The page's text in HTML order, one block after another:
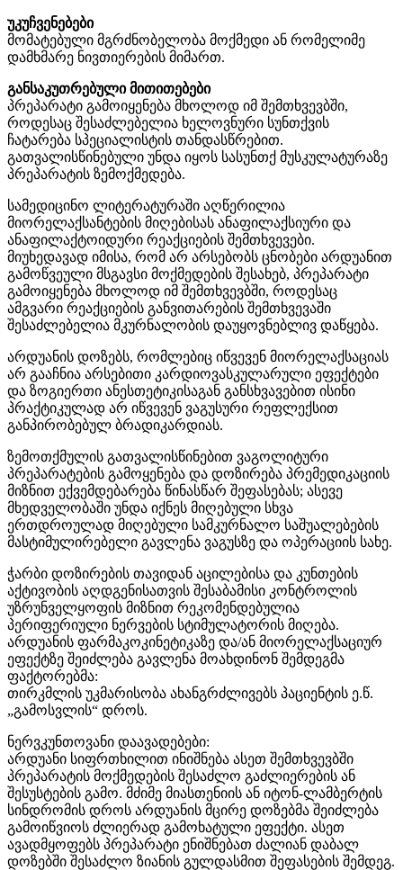
უკუჩვენებები
მომატებული მგრძნობელობა მოქმედი ან რომელიმე
დამხმარე ნივთიერების მიმართ.
განსაკუთრებული მითითებები
პრეპარატი გამოიყენება მხოლოდ იმ შემთხვევბში,
როდესაც შესაძლებელია ხელოვნური სუნთქვის
ჩატარება სპეციალისტის თანდასწრებით.
გათვალისწინებული უნდა იყოს სასუნთქ მუსკულატურაზე
პრეპარატის ზემოქმედება.
სამედიცინო ლიტერატურაში აღწერილია
მიორელაქსანტების მიღებისას ანაფილაქსიური და
ანაფილაქტოიდური რეაქციების შემთხვევები.
მიუხედავად იმისა, რომ არ არსებობს ცნობები არდუანით
გამოწვეული მსგავსი მოქმედების შესახებ, პრეპარატი
გამოიყენება მხოლოდ იმ შემთხვევბში, როდესაც
ამგვარი რეაქციების განვითარების შემთხვევაში
შესაძლებელია მკურნალობის დაუყოვნებლივ დაწყება.
არდუანის დოზებს, რომლებიც იწვევენ მიორელაქსაციას
არ გააჩნია არსებითი კარდიოვასკულარული ეფექტები
და ზოგიერთი ანესთეტიკისაგან განსხვავებით ისინი
პრაქტიკულად არ იწვევენ ვაგუსური რეფლექსით
განპირობებულ ბრადიკარდიას.
ზემოთქმულის გათვალისწინებით ვაგოლიტური
პრეპარატების გამოყენება და დოზირება პრემედიკაციის
მიზნით ექვემდებარება წინასწარ შეფასებას; ასევე
მხედველობაში უნდა იქნეს მიღებული სხვა
ერთდროულად მიღებული სამკურნალო საშუალებების
მასტიმულირებელი გავლენა ვაგუსზე და ოპერაციის სახე.
ჭარბი დოზირების თავიდან აცილებისა და კუნთების
აქტივობის აღდგენისათვის შესაბამისი კონტროლის
უზრუნველყოფის მიზნით რეკომენდებულია
პერიფერიული ნერვების სტიმულატორის მიღება.
არდუანის ფარმაკოკინეტიკაზე და/ან მიორელაქსაციურ
ეფექტზე შეიძლება გავლენა მოახდინონ შემდეგმა
ფაქტორებმა:
თირკმლის უკმარისობა ახანგრძლივებს პაციენტის ე.წ.
„გამოსვლის“ დროს.
ნერვკუნთოვანი დაავადებები:
არდუანი სიფრთხილით ინიშნება ასეთ შემთხვევბში
პრეპარატის მოქმედების შესაძლო გაძლიერების ან
შესუსტების გამო. მძიმე მიასთენიის ან იტონ-ლამბერტის
სინდრომის დროს არდუანის მცირე დოზებმა შეიძლება
გამოიწვიოს ძლიერად გამოხატული ეფექტი. ასეთ
ავადმყოფებს პრეპარატი ენიშნებათ ძალიან დაბალ
დოზებში შესაძლო ზიანის გულდასმით შეფასების შემდეგ.